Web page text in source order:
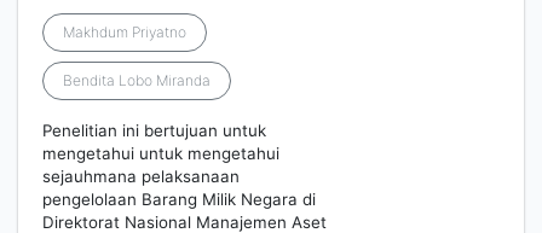
Makhdum Priyatno
Bendita Lobo Miranda
Penelitian ini bertujuan untuk
mengetahui untuk mengetahui
sejauhmana pelaksanaan
pengelolaan Barang Milik Negara di
Direktorat Nasional Manajemen Aset